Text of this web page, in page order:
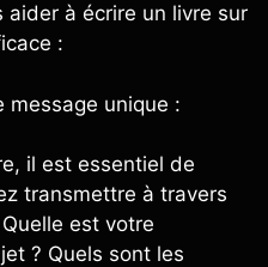
aider à écrire un livre sur
:
message unique :
il est essentiel de
transmettre à travers
est votre
? Quels sont les